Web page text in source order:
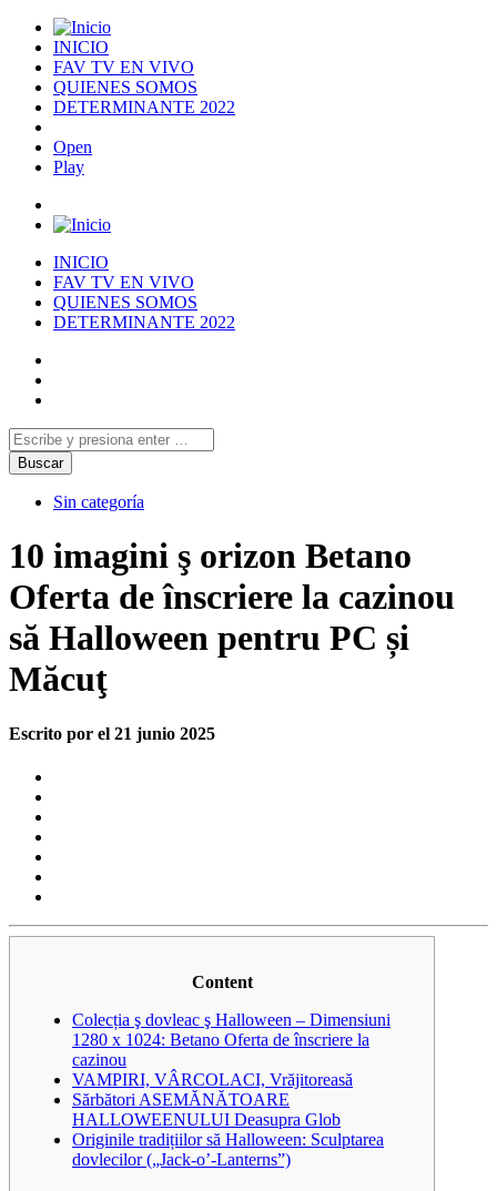
INICIO
FAV TV EN VIVO
QUIENES SOMOS
DETERMINANTE 2022
Open
Play
INICIO
FAV TV EN VIVO
QUIENES SOMOS
DETERMINANTE 2022
Sin categoría
10 imagini ş orizon Betano
Oferta de înscriere la cazinou
să Halloween pentru PC și
Măcuţ
Escrito por el 21 junio 2025
Content
Colecția ş dovleac ş Halloween – Dimensiuni
1280 x 1024: Betano Oferta de înscriere la
cazinou
VAMPIRI, VÂRCOLACI, Vrăjitoreasă
Sărbători ASEMĂNĂTOARE
HALLOWEENULUI Deasupra Glob
Originile tradițiilor să Halloween: Sculptarea
dovlecilor („Jack-o’-Lanterns”)